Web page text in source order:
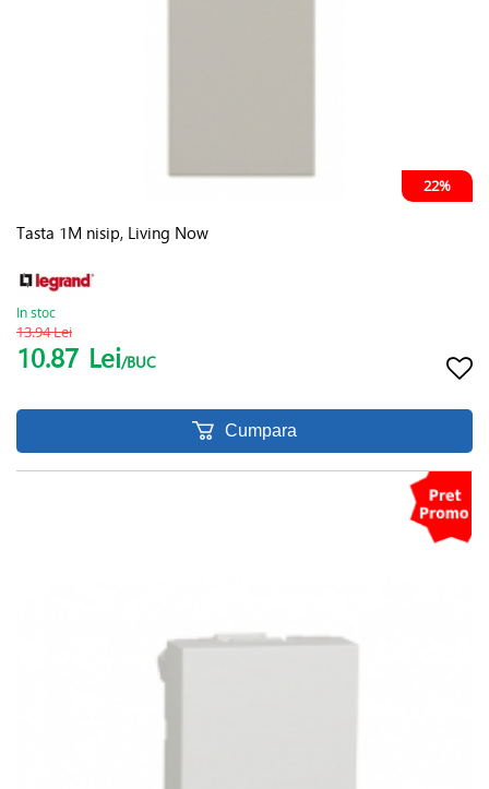
22%
Tasta 1M nisip, Living Now
In stoc
13.94 Lei
10.87 Lei/BUC
Cumpara